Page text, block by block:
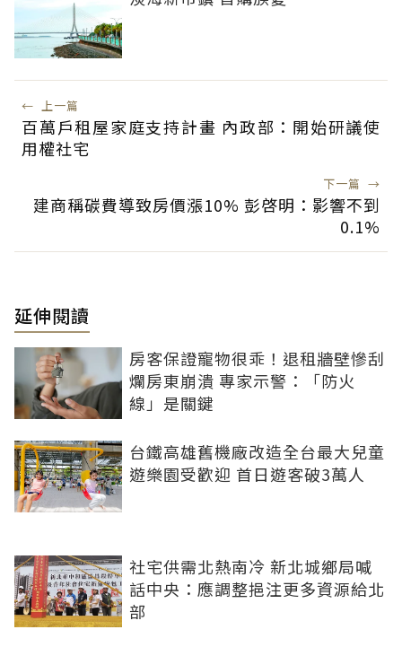
← 上一篇
百萬戶租屋家庭支持計畫 內政部：開始研議使
用權社宅
下一篇 →
建商稱碳費導致房價漲10% 彭啓明：影響不到
0.1%
延伸閱讀
房客保證寵物很乖！退租牆壁慘刮
爛房東崩潰 專家示警：「防火
線」是關鍵
台鐵高雄舊機廠改造全台最大兒童
遊樂園受歡迎 首日遊客破3萬人
社宅供需北熱南冷 新北城鄉局喊
話中央：應調整挹注更多資源給北
部